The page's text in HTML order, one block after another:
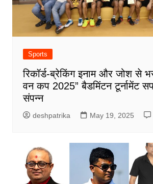
Sports
रिकॉर्ड-ब्रेकिंग इनाम और जोश से
वन कप 2025” बैडमिंटन टूर्नामेंट
संपन्न
deshpatrika May 19, 2025